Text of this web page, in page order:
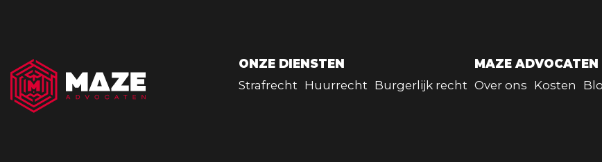
ONZE DIENSTEN
Strafrecht Huurrecht Burgerlijk recht
MAZE ADVOCATEN
Over ons Kosten